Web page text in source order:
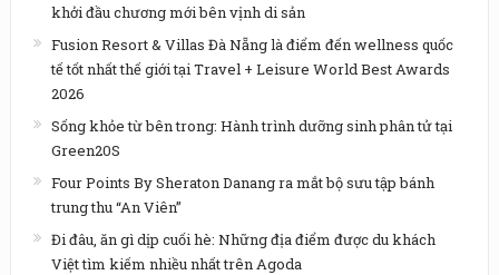
khởi đầu chương mới bên vịnh di sản
Fusion Resort & Villas Đà Nẵng là điểm đến wellness quốc
tế tốt nhất thế giới tại Travel + Leisure World Best Awards
2026
Sống khỏe từ bên trong: Hành trình dưỡng sinh phân tử tại
Green20S
Four Points By Sheraton Danang ra mắt bộ sưu tập bánh
trung thu “An Viên”
Đi đâu, ăn gì dịp cuối hè: Những địa điểm được du khách
Việt tìm kiếm nhiều nhất trên Agoda